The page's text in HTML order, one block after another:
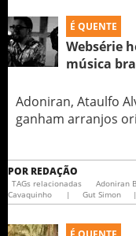
É QUENTE
Websérie
música
Adoniran, Ataulfo
ganham arranjos
POR REDAÇÃO
TAGs relacionadas Adoniran
Cavaquinho
| Gut Simon |